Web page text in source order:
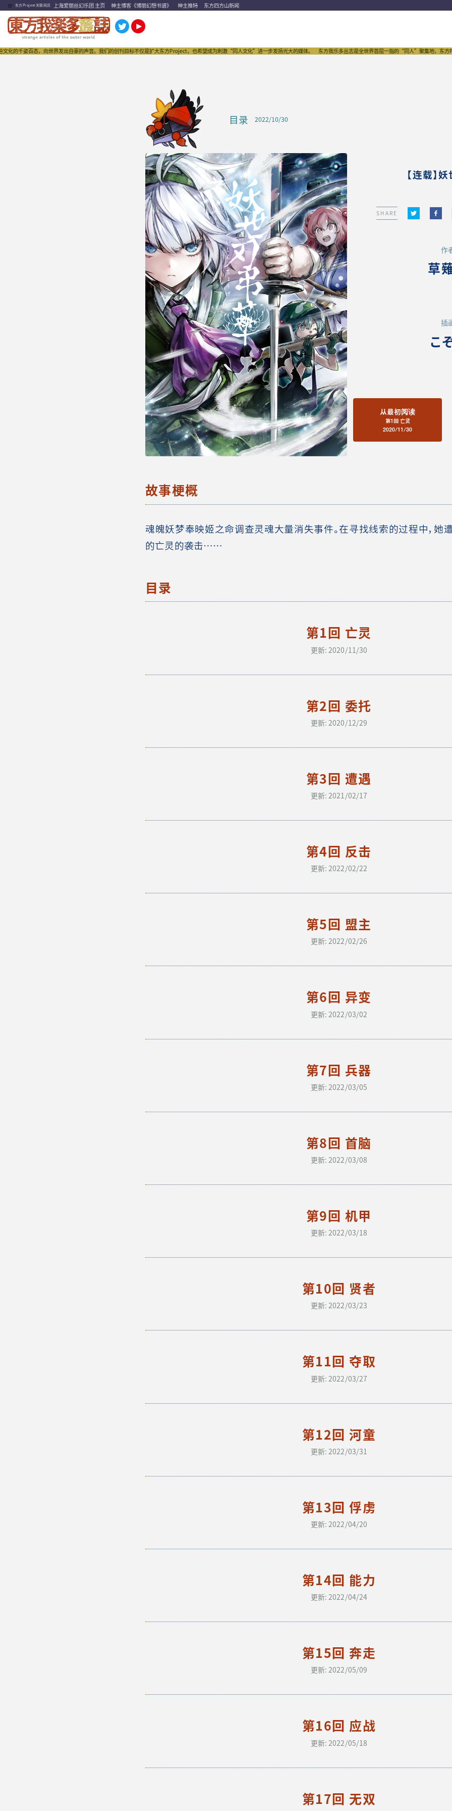
🍺 东方Projext关联网页 上海爱丽丝幻乐团 主页 神主博客《博丽幻想书谱》 神主推特 东方四方山新闻
百态，向世界发出自豪的声音。我们的创刊目标不仅是扩大东方Project，也希望成为刺激“同人文化”进一步发扬光大的媒体。 东方我乐多丛志是全世界首屈一指的“同人”聚集地，东方Project
目录 2022/10/30
【连载】
SHARE
作
草
插
こ
从最初阅读
第1回 亡灵
2020/11/30
故事梗概
魂魄妖梦奉映姬之命调查灵魂大量消失事件。在寻找线索的过程中，她
的亡灵的袭击……
目录
第1回 亡灵
更新: 2020/11/30
第2回 委托
更新: 2020/12/29
第3回 遭遇
更新: 2021/02/17
第4回 反击
更新: 2022/02/22
第5回 盟主
更新: 2022/02/26
第6回 异变
更新: 2022/03/02
第7回 兵器
更新: 2022/03/05
第8回 首脑
更新: 2022/03/08
第9回 机甲
更新: 2022/03/18
第10回 贤者
更新: 2022/03/23
第11回 夺取
更新: 2022/03/27
第12回 河童
更新: 2022/03/31
第13回 俘虏
更新: 2022/04/20
第14回 能力
更新: 2022/04/24
第15回 奔走
更新: 2022/05/09
第16回 应战
更新: 2022/05/18
第17回 无双